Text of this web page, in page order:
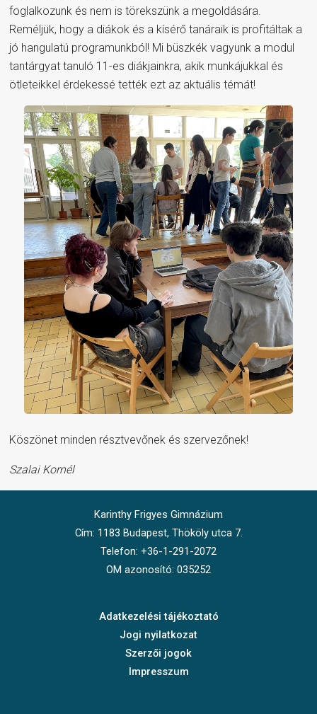
foglalkozunk és nem is törekszünk a megoldására.
Reméljük, hogy a diákok és a kísérő tanáraik is profitáltak a
jó hangulatú programunkból! Mi büszkék vagyunk a modul
tantárgyat tanuló 11-es diákjainkra, akik munkájukkal és
ötleteikkel érdekessé tették ezt az aktuális témát!
Köszönet minden résztvevőnek és szervezőnek!
Szalai Kornél
Karinthy Frigyes Gimnázium
Cím: 1183 Budapest, Thököly utca 7.
Telefon: +36-1-291-2072
OM azonosító: 035252
Adatkezelési tájékoztató
Jogi nyilatkozat
Szerzői jogok
Impresszum